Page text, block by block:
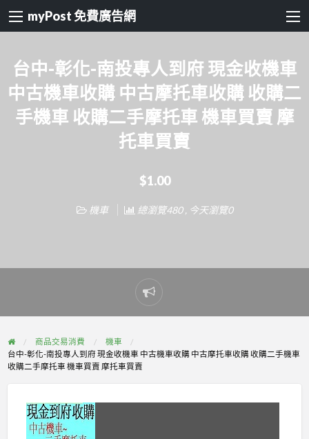
myPost 免費廣告網
台中-彰化-南投專人到府 現金收機車
中古機車收購 中古摩托車收購 收購二
手機車 收購二手摩托車 機車買賣 摩
托車買賣
$1.00
機車 總瀏覽480 , 今天瀏覽0
Report
problem
商品交易消費
機車
台中-彰化-南投專人到府 現金收機車 中古機車收購 中古摩托車收購 收購二手機車
收購二手摩托車 機車買賣 摩托車買賣